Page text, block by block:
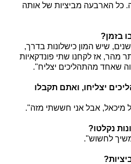
כל הארבעה מביציות של אותה
בזמן?
שיש המון כישלונות בדרך,
מהר, אז לקחנו שתי פונדקאיות
שאחד מהתהליכים יצליח".
יצליחו, ואתם תקבלו
מיכאל, אבל אני חששתי מזה".
נקלטו?
לחשוש".